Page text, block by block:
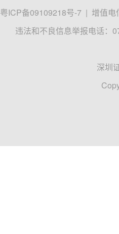
粤ICP备09109218号-7 | 增值电
违法和不良信息举报电话：
深圳